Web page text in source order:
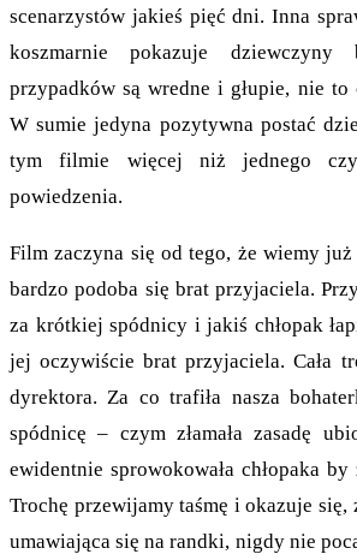
scenarzystów jakieś pięć dni. Inna
koszmarnie pokazuje
przypadków są wredne i głupie, nie to
W sumie jedyna pozytywna postać
tym filmie więcej niż jednego
powiedzenia.
Film zaczyna się od tego, że wiemy już
bardzo podoba się brat przyjaciela.
za krótkiej spódnicy i jakiś chłopak
jej oczywiście brat przyjaciela. Cała
dyrektora. Za co trafiła nasza
spódnicę – czym złamała zasadę
ewidentnie sprowokowała chłopaka by
Trochę przewijamy taśmę i okazuje się,
umawiająca się na randki, nigdy nie